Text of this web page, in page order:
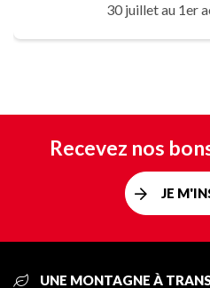
30 juillet au 1er
Recevez nos
JE
UNE MONTAGNE À